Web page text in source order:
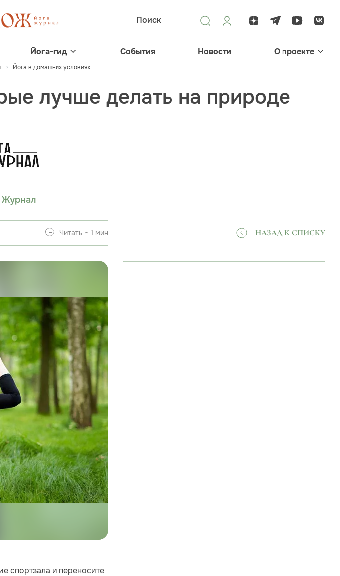
Йога-гид События Новости О проекте
Йога в домашних условиях
лучше делать на природе
Журнал
Читать ~ 1 мин НАЗАД К СПИСКУ
спортзала и переносите